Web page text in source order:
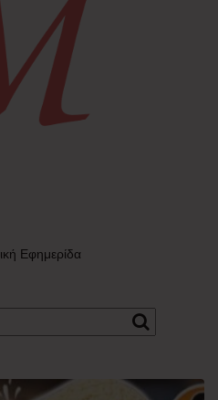
Εφημερίδα